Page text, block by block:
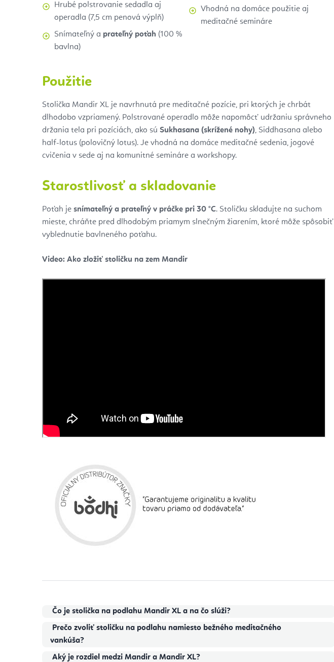
Hrubé polstrovanie sedadla aj
operadla (7,5 cm penová výplň)
Snímateľný a prateľný poťah (100 %
bavlna)
Vhodná na domáce použitie aj
meditačné semináre
Použitie
Stolička Mandir XL je navrhnutá pre meditačné pozície, pri ktorých je chrbát
dlhodobo vzpriamený. Polstrované operadlo môže napomôcť udržaniu správneho
držania tela pri pozíciách, ako sú Sukhasana (skrížené nohy), Siddhasana alebo
half-lotus (polovičný lotus). Je vhodná na domáce meditačné sedenia, jogové
cvičenia v sede aj na komunitné semináre a workshopy.
Starostlivosť a skladovanie
Poťah je snímateľný a prateľný v práčke pri 30 °C. Stoličku skladujte na suchom
mieste, chráňte pred dlhodobým priamym slnečným žiarením, ktoré môže spôsobiť
vyblednutie bavlneného poťahu.
Video: Ako zložiť stoličku na zem Mandir
Čo je stolička na podlahu Mandir XL a na čo slúži?
Prečo zvoliť stoličku na podlahu namiesto bežného meditačného
vankúša?
Aký je rozdiel medzi Mandir a Mandir XL?